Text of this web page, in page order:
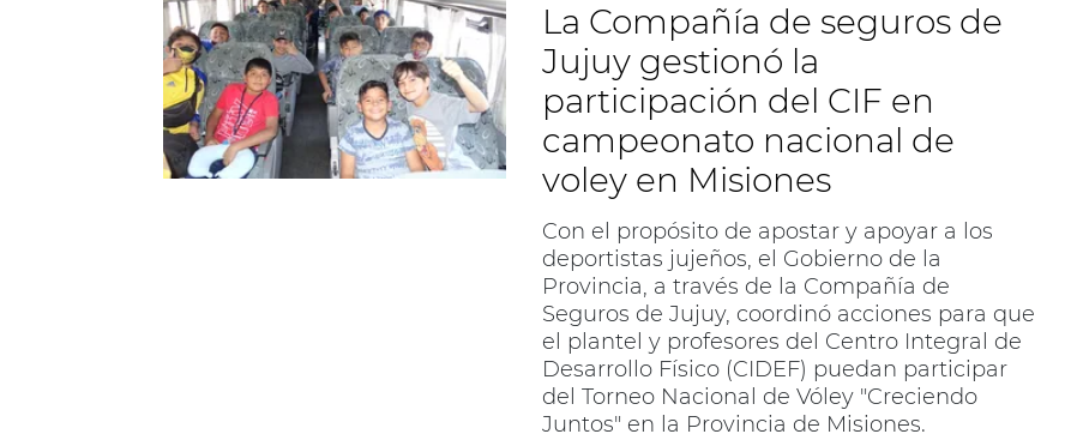
La Compañía de seguros de
Jujuy gestionó la
participación del CIF en
campeonato nacional de
voley en Misiones
Con el propósito de apostar y apoyar a los
deportistas jujeños, el Gobierno de la
Provincia, a través de la Compañía de
Seguros de Jujuy, coordinó acciones para que
el plantel y profesores del Centro Integral de
Desarrollo Físico (CIDEF) puedan participar
del Torneo Nacional de Vóley "Creciendo
Juntos" en la Provincia de Misiones.